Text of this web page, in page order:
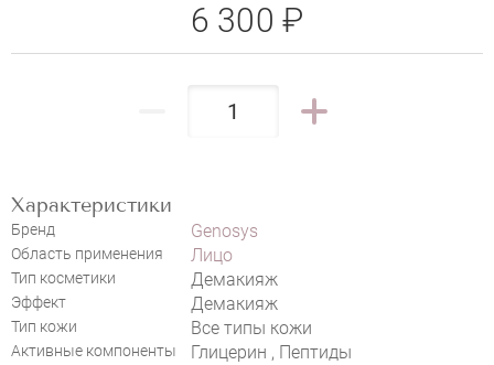
Характеристики
Бренд Genosys
Область применения Лицо
Тип косметики Демакияж
Эффект Демакияж
Тип кожи Все типы кожи
Активные компоненты Глицерин , Пептиды
6 300 ₽